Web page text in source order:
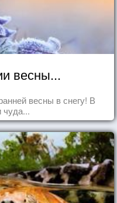
весны...
весны в снегу! В
чуда...